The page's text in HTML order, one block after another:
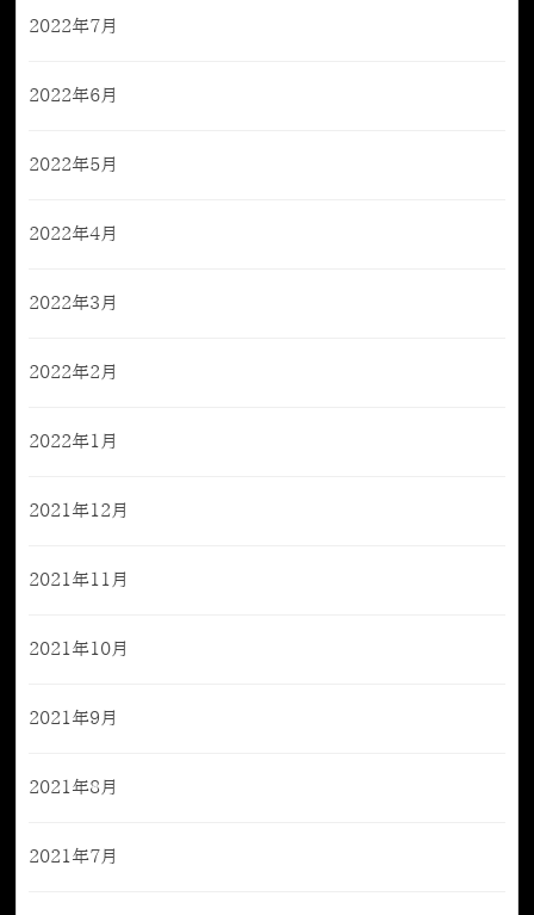
2022年7月
2022年6月
2022年5月
2022年4月
2022年3月
2022年2月
2022年1月
2021年12月
2021年11月
2021年10月
2021年9月
2021年8月
2021年7月